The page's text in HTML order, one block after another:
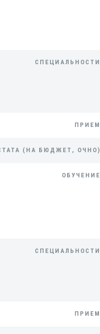
СПЕЦИАЛЬНОСТИ
ПРИЕМ
(НА БЮДЖЕТ, ОЧНО)
ОБУЧЕНИЕ
СПЕЦИАЛЬНОСТИ
ПРИЕМ